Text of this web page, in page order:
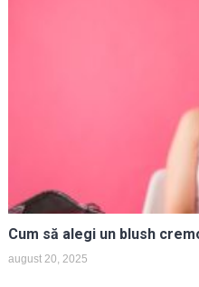
Cum să alegi un blush
august 20, 2025